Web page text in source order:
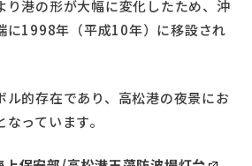
り港の形が大幅に変化したため、沖
に1998年（平成10年）に移設され
ル的存在であり、高松港の夜景にお
っています。